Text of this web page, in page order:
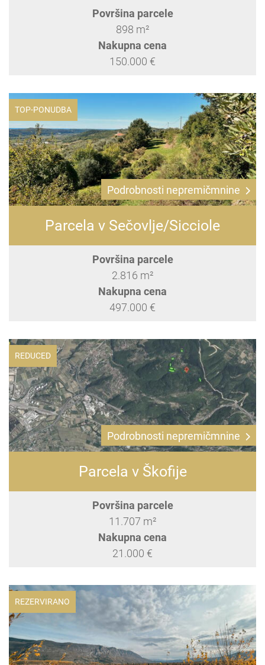
Površina parcele
898 m²
Nakupna cena
150.000 €
TOP-PONUDBA
Podrobnosti nepremičmnine
Parcela v Sečovlje/Sicciole
Površina parcele
2.816 m²
Nakupna cena
497.000 €
REDUCED
Podrobnosti nepremičmnine
Parcela v Škofije
Površina parcele
11.707 m²
Nakupna cena
21.000 €
REZERVIRANO